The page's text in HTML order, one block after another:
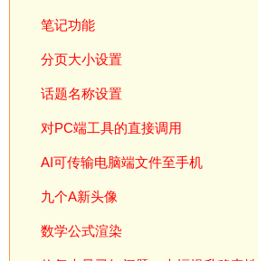
笔记功能
分页大小设置
话题名称设置
对PC端工具的直接调用
AI可传输电脑端文件至手机
九个A新头像
数学公式渲染